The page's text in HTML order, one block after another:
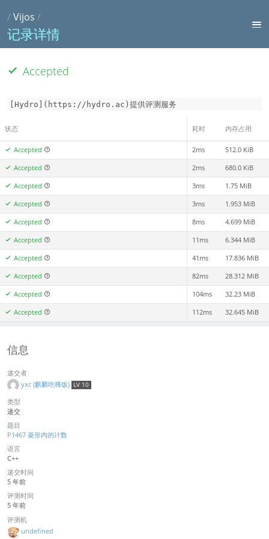
/Vijos /
记录详情
Accepted
[Hydro](https://hydro.ac)提供评测服务
状态 耗时 内存占用
Accepted 2ms 512.0 KiB
Accepted 2ms 680.0 KiB
Accepted 3ms 1.75 MiB
Accepted 3ms 1.953 MiB
Accepted 8ms 4.699 MiB
Accepted 11ms 6.344 MiB
Accepted 41ms 17.836 MiB
Accepted 82ms 28.312 MiB
Accepted 104ms 32.23 MiB
Accepted 112ms 32.645 MiB
信息
递交者
yxc (麒麟吃稀饭) LV 10
类型
递交
题目
P1467 菱形内的计数
语言
C++
递交时间
5 年前
评测时间
5 年前
评测机
undefined